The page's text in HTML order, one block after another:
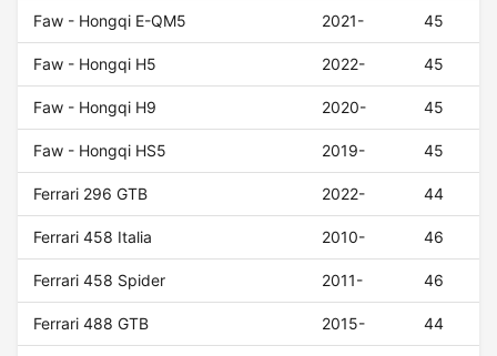
Faw - Hongqi E-QM5 2021- 45
Faw - Hongqi H5 2022- 45
Faw - Hongqi H9 2020- 45
Faw - Hongqi HS5 2019- 45
Ferrari 296 GTB 2022- 44
Ferrari 458 Italia 2010- 46
Ferrari 458 Spider 2011- 46
Ferrari 488 GTB 2015- 44